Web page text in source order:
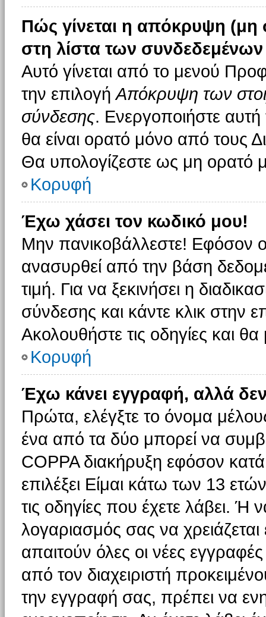
Πώς γίνεται η απόκρυψη
στη λίστα των
Αυτό γίνεται από το μενού
την επιλογήΑπόκρυψη των
σύνδεσης. Ενεργοποιήστε
θα είναι ορατό μόνο από τους
Θα υπολογίζεστε ως μη ορατό
Κορυφή
Έχω χάσει τον κωδικό μου!
Μην πανικοβάλλεστε! Εφόσον
ανασυρθεί από την βάση
τιμή. Για να ξεκινήσει η
σύνδεσης και κάντε κλικ στην
Ακολουθήστε τις οδηγίες και
Κορυφή
Έχω κάνει εγγραφή, αλλά
Πρώτα, ελέγξτε το όνομα
ένα από τα δύο μπορεί να
COPPA διακήρυξη εφόσον κατά
επιλέξει Είμαι κάτω των 13
τις οδηγίες που έχετε λάβει. Ή
λογαριασμός σας να
απαιτούν όλες οι νέες
από τον διαχειριστή
την εγγραφή σας, πρέπει να